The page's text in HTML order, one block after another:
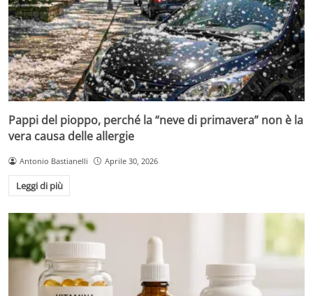
Pappi del pioppo, perché la “neve di primavera” non è la
vera causa delle allergie
Antonio Bastianelli Aprile 30, 2026
Leggi di più